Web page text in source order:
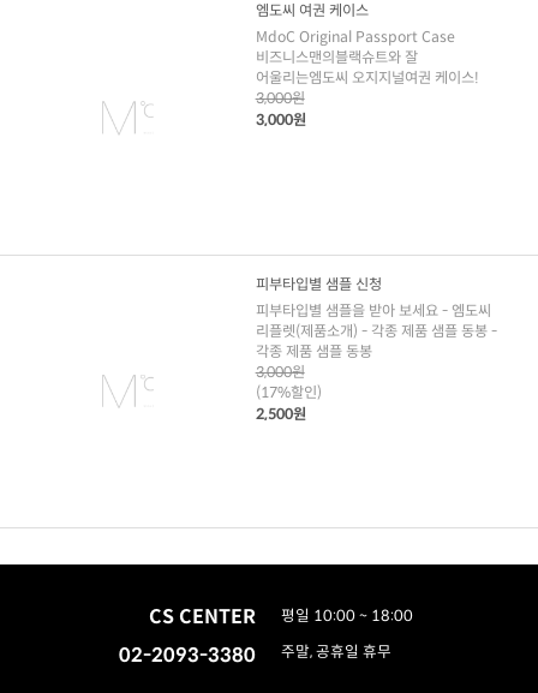
엠도씨 여권 케이스
MdoC Original Passport Case
비즈니스맨의블랙슈트와 잘
어울리는엠도씨 오지지널여권 케이스!
3,000원
3,000원
피부타입별 샘플 신청
피부타입별 샘플을 받아 보세요 - 엠도씨
리플렛(제품소개) - 각종 제품 샘플 동봉 -
각종 제품 샘플 동봉
3,000원
(17%할인)
2,500원
CS CENTER
02-2093-3380
평일 10:00 ~ 18:00
주말, 공휴일 휴무